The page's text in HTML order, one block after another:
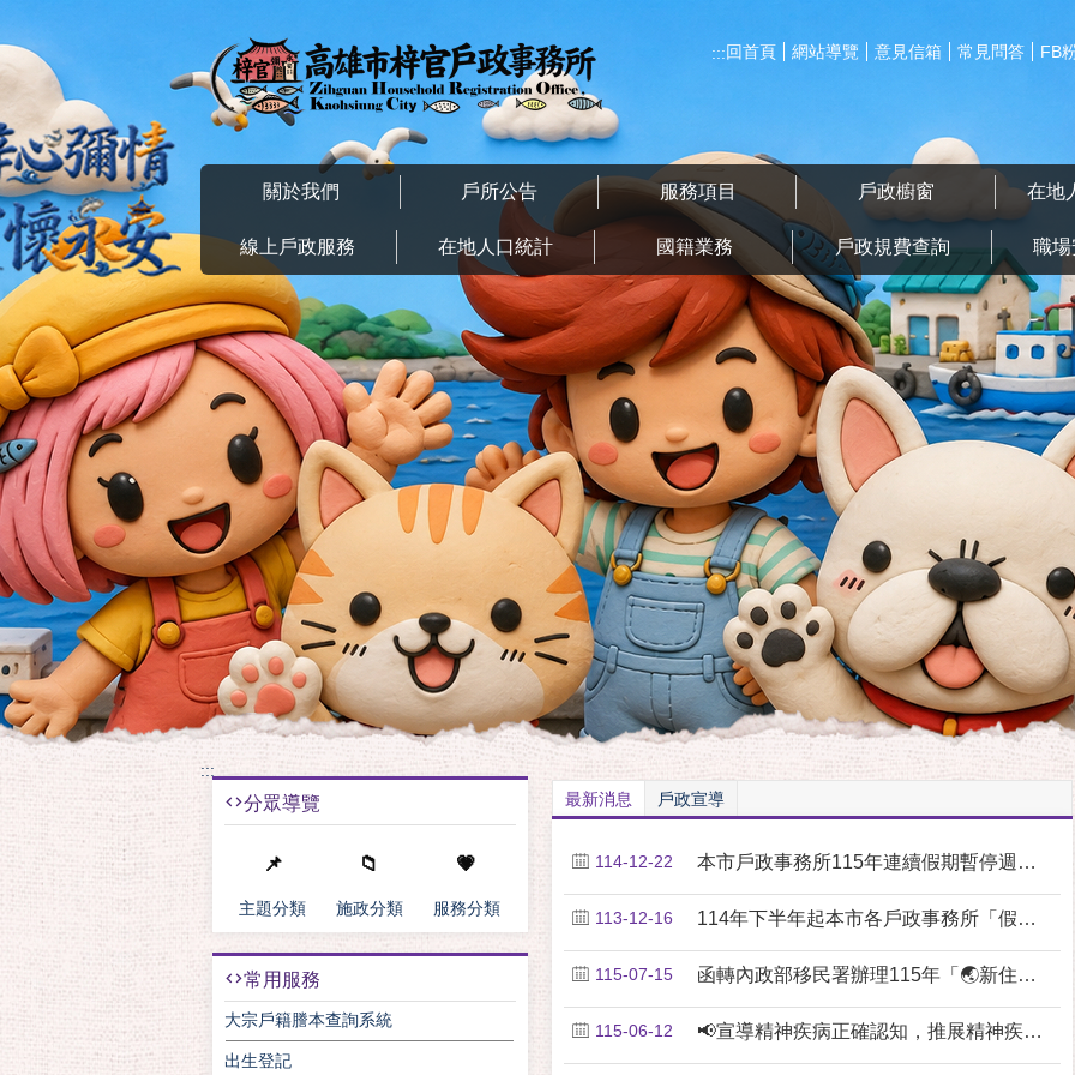
:::回首頁 網站導覽 意見信箱 常見問答 FB
關於我們 戶所公告 服務項目 戶政櫥窗 在地
線上戶政服務 在地人口統計 國籍業務 戶政規費查詢 職
:::
分眾導覽
📌 📁 💗
主題分類 施政分類 服務分類
常用服務
大宗戶籍謄本查詢系統
出生登記
最新消息 戶政宣導
114-12-22 本市戶政事務所115年連續假期暫停週末貼心服務公告
113-12-16 114年下半年起本市各戶政事務所「假日預約結婚登記....
115-07-15 函轉內政部移民署辦理115年「🌏新住民數位應用培力....
115-06-12 📢宣導精神疾病正確認知，推展精神疾病去汙名化💖